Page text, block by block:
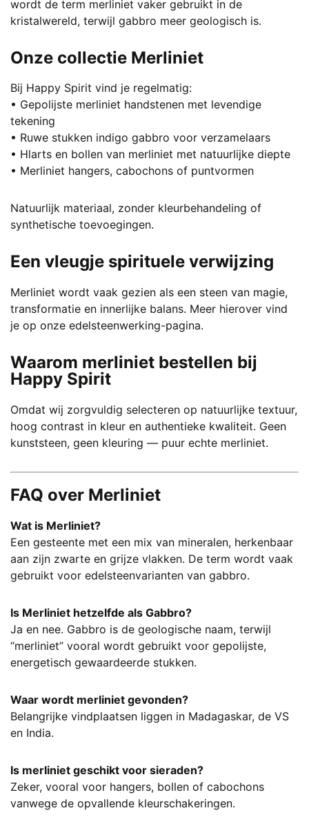
wordt de term merliniet vaker gebruikt in de
kristalwereld, terwijl gabbro meer geologisch is.
Onze collectie Merliniet
Bij Happy Spirit vind je regelmatig:
• Gepolijste merliniet handstenen met levendige
tekening
• Ruwe stukken indigo gabbro voor verzamelaars
• Hlarts en bollen van merliniet met natuurlijke diepte
• Merliniet hangers, cabochons of puntvormen
Natuurlijk materiaal, zonder kleurbehandeling of
synthetische toevoegingen.
Een vleugje spirituele verwijzing
Merliniet wordt vaak gezien als een steen van magie,
transformatie en innerlijke balans. Meer hierover vind
je op onze edelsteenwerking-pagina.
Waarom merliniet bestellen bij
Happy Spirit
Omdat wij zorgvuldig selecteren op natuurlijke textuur,
hoog contrast in kleur en authentieke kwaliteit. Geen
kunststeen, geen kleuring — puur echte merliniet.
FAQ over Merliniet
Wat is Merliniet?
Een gesteente met een mix van mineralen, herkenbaar
aan zijn zwarte en grijze vlakken. De term wordt vaak
gebruikt voor edelsteenvarianten van gabbro.
Is Merliniet hetzelfde als Gabbro?
Ja en nee. Gabbro is de geologische naam, terwijl
“merliniet” vooral wordt gebruikt voor gepolijste,
energetisch gewaardeerde stukken.
Waar wordt merliniet gevonden?
Belangrijke vindplaatsen liggen in Madagaskar, de VS
en India.
Is merliniet geschikt voor sieraden?
Zeker, vooral voor hangers, bollen of cabochons
vanwege de opvallende kleurschakeringen.